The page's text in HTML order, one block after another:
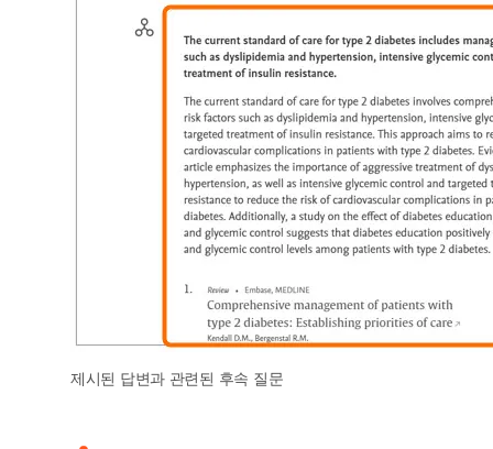
제시된 답변과 관련된 후속 질문